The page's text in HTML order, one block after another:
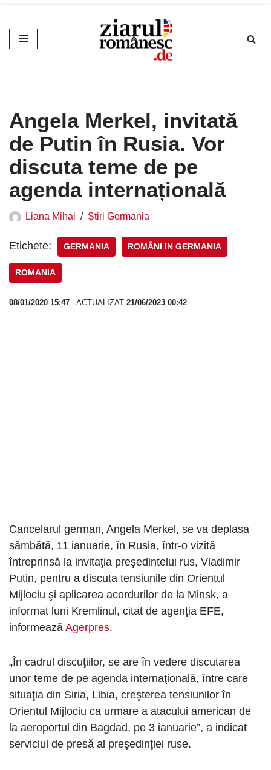
Sari
la
Angela Merkel, invitată
de Putin în Rusia. Vor
discuta teme de pe
agenda internațională
Liana Mihai Știri Germania
Etichete: GERMANIA ROMÂNI IN GERMANIA
ROMANIA
08/01/2020 15:47 - ACTUALIZAT 21/06/2023 00:42
Cancelarul german, Angela Merkel, se va deplasa
sâmbătă, 11 ianuarie, în Rusia, într-o vizită
întreprinsă la invitaţia preşedintelui rus, Vladimir
Putin, pentru a discuta tensiunile din Orientul
Mijlociu şi aplicarea acordurilor de la Minsk, a
informat luni Kremlinul, citat de agenţia EFE,
informează Agerpres.
„În cadrul discuţiilor, se are în vedere discutarea
unor teme de pe agenda internaţională, între care
situaţia din Siria, Libia, creşterea tensiunilor în
Orientul Mijlociu ca urmare a atacului american de
la aeroportul din Bagdad, pe 3 ianuarie”, a indicat
serviciul de presă al preşedinţiei ruse.